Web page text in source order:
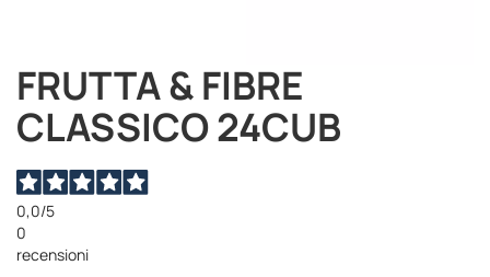
FRUTTA & FIBRE
CLASSICO 24CUB
0,0/5
0
recensioni
Vai
all'inizio
della
galleria
immagini